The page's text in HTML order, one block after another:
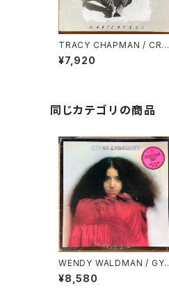
TRACY CHAPMAN / CRO
SS ROADS
¥7,920
同じカテゴリの商品
WENDY WALDMAN / GYP
SY SYMPHONY
¥8,580